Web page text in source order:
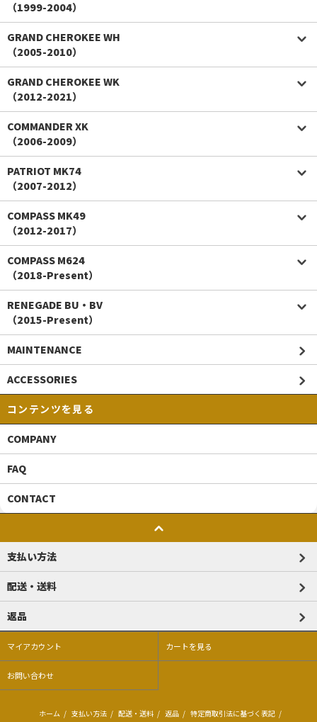
（1999-2004）
GRAND CHEROKEE WH
（2005-2010）
GRAND CHEROKEE WK
（2012-2021）
COMMANDER XK
（2006-2009）
PATRIOT MK74
（2007-2012）
COMPASS MK49
（2012-2017）
COMPASS M624
（2018-Present）
RENEGADE BU・BV
（2015-Present）
MAINTENANCE
ACCESSORIES
コンテンツを見る
COMPANY
FAQ
CONTACT
支払い方法
配送・送料
返品
マイアカウント カートを見る
お問い合わせ
ホーム / 支払い方法 / 配送・送料 / 返品 / 特定商取引法に基づく表記 /